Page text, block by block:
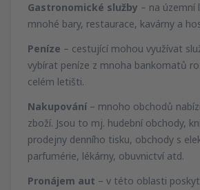
Gastronomické služby – na územní
mnohé bary, restaurace, kavárny a
Peníze – cestující mohou využívat
vybírat peníze z mnoha bankomatů
celém letišti.
Nakupování – mnoho obchodů
zboží. Jsou to mj. hudební obchody,
prodejny denního tisku, obchody s
parfumérie, lékárny, obuvnictví atd.
Pronájem aut – v této oblasti